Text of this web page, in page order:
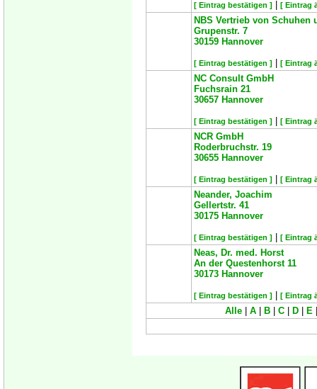
[ Eintrag bestätigen ] [ Eintrag
NBS Vertrieb von Schuhen
Grupenstr. 7
30159 Hannover
[ Eintrag bestätigen ] [ Eintrag
NC Consult GmbH
Fuchsrain 21
30657 Hannover
[ Eintrag bestätigen ] [ Eintrag
NCR GmbH
Roderbruchstr. 19
30655 Hannover
[ Eintrag bestätigen ] [ Eintrag
Neander, Joachim
Gellertstr. 41
30175 Hannover
[ Eintrag bestätigen ] [ Eintrag
Neas, Dr. med. Horst
An der Questenhorst 11
30173 Hannover
[ Eintrag bestätigen ] [ Eintrag
Alle A B C D E